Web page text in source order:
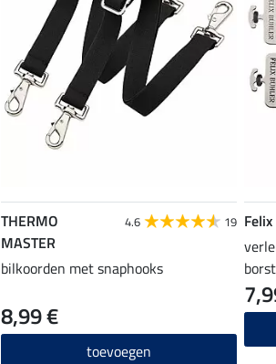
THERMO
MASTER
4.6 19
bilkoorden met snaphooks
8,99 €
toevoegen